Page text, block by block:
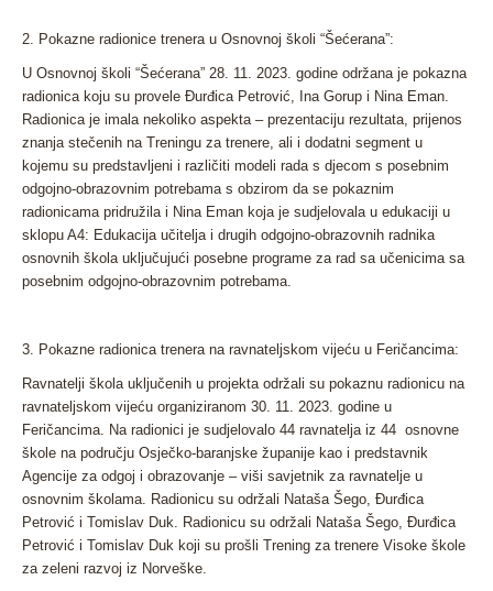
2. Pokazne radionice trenera u Osnovnoj školi “Šećerana”:
U Osnovnoj školi “Šećerana” 28. 11. 2023. godine održana je pokazna
radionica koju su provele Đurđica Petrović, Ina Gorup i Nina Eman.
Radionica je imala nekoliko aspekta – prezentaciju rezultata, prijenos
znanja stečenih na Treningu za trenere, ali i dodatni segment u
kojemu su predstavljeni i različiti modeli rada s djecom s posebnim
odgojno-obrazovnim potrebama s obzirom da se pokaznim
radionicama pridružila i Nina Eman koja je sudjelovala u edukaciji u
sklopu A4: Edukacija učitelja i drugih odgojno-obrazovnih radnika
osnovnih škola uključujući posebne programe za rad sa učenicima sa
posebnim odgojno-obrazovnim potrebama.
3. Pokazne radionica trenera na ravnateljskom vijeću u Feričancima:
Ravnatelji škola uključenih u projekta održali su pokaznu radionicu na
ravnateljskom vijeću organiziranom 30. 11. 2023. godine u
Feričancima. Na radionici je sudjelovalo 44 ravnatelja iz 44 osnovne
škole na području Osječko-baranjske županije kao i predstavnik
Agencije za odgoj i obrazovanje – viši savjetnik za ravnatelje u
osnovnim školama. Radionicu su održali Nataša Šego, Đurđica
Petrović i Tomislav Duk. Radionicu su održali Nataša Šego, Đurđica
Petrović i Tomislav Duk koji su prošli Trening za trenere Visoke škole
za zeleni razvoj iz Norveške.